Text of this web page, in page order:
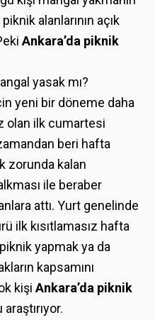
alanlarının açık
Ankara’da piknik
yasak mı?
yeni bir döneme daha
olan ilk cumartesi
beri hafta
zorunda kalan
ile beraber
attı. Yurt genelinde
ilk kısıtlamasız hafta
yapmak ya da
kapsamını
kişi Ankara’da piknik